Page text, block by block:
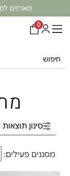
מארזים
0
סינון תוצאות
מסננים פעילים: